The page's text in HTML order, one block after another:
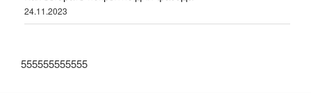
24.11.2023
555555555555